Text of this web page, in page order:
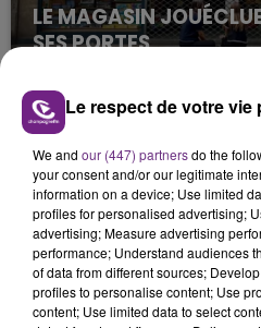
LE MAGASIN
SES PORTES
C'était l'une des
rémois. Le magasin
fermer ses portes.
TITRES DIFFUSÉS
4h12
4h12
Le respect de votre
We and our (447) partnersdo the
your consent and/or our legitimate
information on a device; Use limited
profiles for personalised advertising;
advertising; Measure advertising
performance; Understand audiences
of data from different sources;
profiles to personalise content; Use
content; Use limited data to select